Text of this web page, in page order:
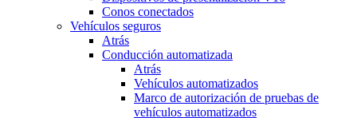
Conos conectados
Vehículos seguros
Atrás
Conducción automatizada
Atrás
Vehículos automatizados
Marco de autorización de pruebas de
vehículos automatizados